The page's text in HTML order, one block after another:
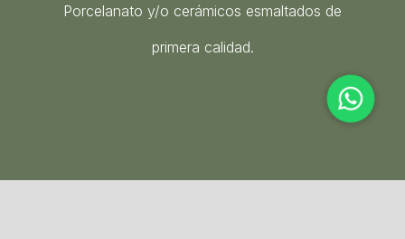
Porcelanato y/o cerámicos esmaltados de
primera calidad.